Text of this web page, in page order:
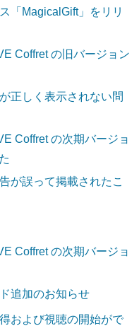
「MagicalGift」をリリ
Coffret の旧バージョン
正しく表示されない問
Coffret の次期バージョ
が誤って掲載されたこ
Coffret の次期バージョ
追加のお知らせ
および視聴の開始がで